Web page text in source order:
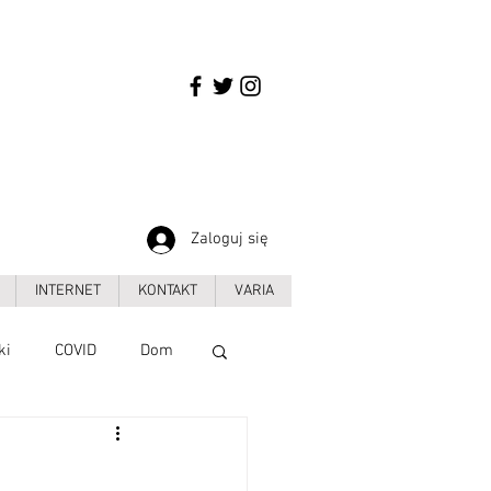
Zaloguj się
INTERNET KONTAKT VARIA
COVID Dom